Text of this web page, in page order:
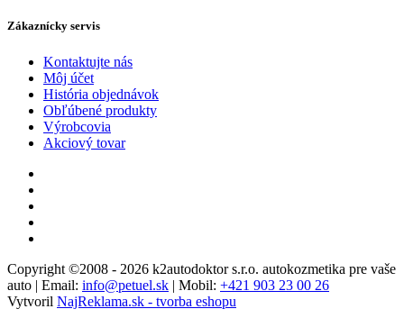
Zákaznícky servis
Kontaktujte nás
Môj účet
História objednávok
Obľúbené produkty
Výrobcovia
Akciový tovar
Copyright ©2008 - 2026 k2autodoktor s.r.o. autokozmetika pre vaše
auto | Email: info@petuel.sk | Mobil: +421 903 23 00 26
Vytvoril NajReklama.sk - tvorba eshopu